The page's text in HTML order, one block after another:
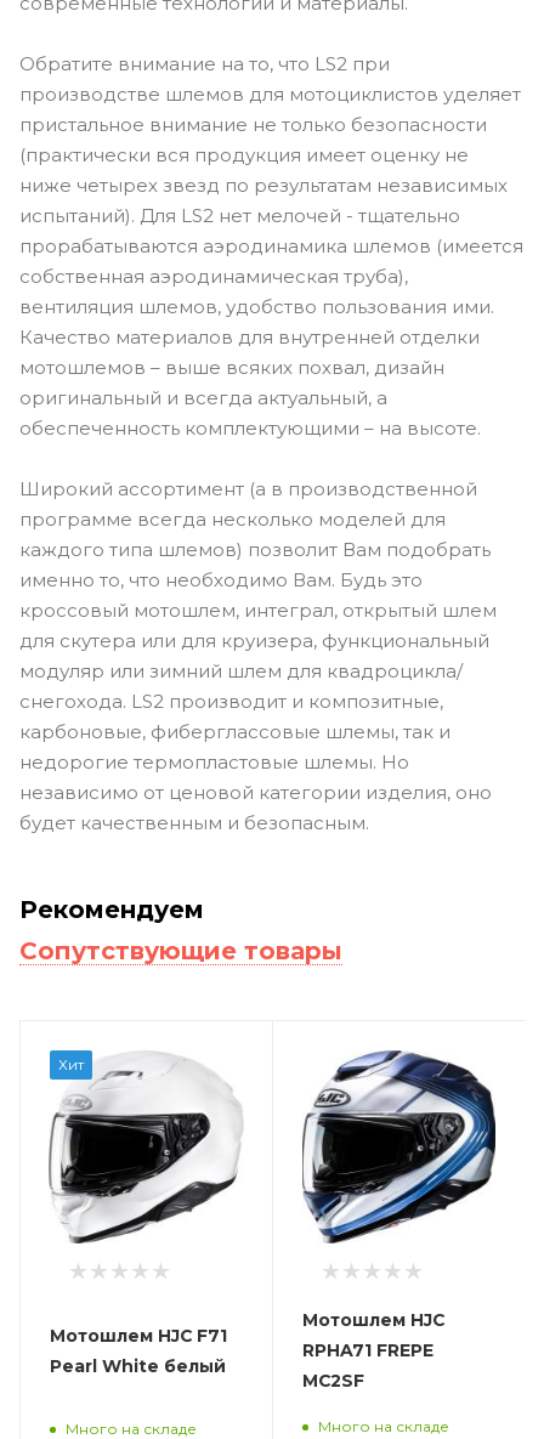
Обратите внимание на то, что LS2 при
производстве шлемов для мотоциклистов уделяет
пристальное внимание не только безопасности
(практически вся продукция имеет оценку не
ниже четырех звезд по результатам независимых
испытаний). Для LS2 нет мелочей - тщательно
прорабатываются аэродинамика шлемов (имеется
собственная аэродинамическая труба),
вентиляция шлемов, удобство пользования ими.
Качество материалов для внутренней отделки
мотошлемов – выше всяких похвал, дизайн
оригинальный и всегда актуальный, а
обеспеченность комплектующими – на высоте.
Широкий ассортимент (а в производственной
программе всегда несколько моделей для
каждого типа шлемов) позволит Вам подобрать
именно то, что необходимо Вам. Будь это
кроссовый мотошлем, интеграл, открытый шлем
для скутера или для круизера, функциональный
модуляр или зимний шлем для квадроцикла/
снегохода. LS2 производит и композитные,
карбоновые, фиберглассовые шлемы, так и
недорогие термопластовые шлемы. Но
независимо от ценовой категории изделия, оно
будет качественным и безопасным.
Рекомендуем
Сопутствующие товары
Хит
Мотошлем HJC F71
Pearl White белый
Много на складе
Мотошлем HJC
RPHA71 FREPE
MC2SF
Много на складе